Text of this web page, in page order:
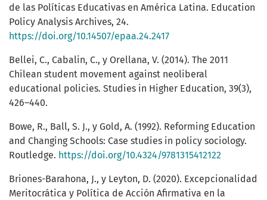
de las Políticas Educativas en América Latina. Education
Policy Analysis Archives, 24.
https://doi.org/10.14507/epaa.24.2417
Bellei, C., Cabalin, C., y Orellana, V. (2014). The 2011
Chilean student movement against neoliberal
educational policies. Studies in Higher Education, 39(3),
426–440.
Bowe, R., Ball, S. J., y Gold, A. (1992). Reforming Education
and Changing Schools: Case studies in policy sociology.
Routledge. https://doi.org/10.4324/9781315412122
Briones-Barahona, J., y Leyton, D. (2020). Excepcionalidad
Meritocrática y Política de Acción Afirmativa en la